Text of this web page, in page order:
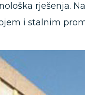
rješenja.
i stalnim